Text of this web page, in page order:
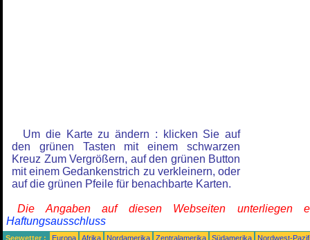
Um die Karte zu ändern : klicken Sie auf
den grünen Tasten mit einem schwarzen
Kreuz Zum Vergrößern, auf den grünen Button
mit einem Gedankenstrich zu verkleinern, oder
auf die grünen Pfeile für benachbarte Karten.
Die Angaben auf diesen Webseiten unterliegen
Haftungsausschluss
Seewetter : Europa Afrika Nordamerika Zentralamerika Südamerika
Nordwest-